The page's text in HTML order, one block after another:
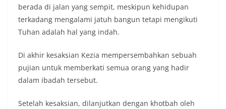
berada di jalan yang sempit, meskipun kehidupan
terkadang mengalami jatuh bangun tetapi mengikuti
Tuhan adalah hal yang indah.
Di akhir kesaksian Kezia mempersembahkan sebuah
pujian untuk memberkati semua orang yang hadir
dalam ibadah tersebut.
Setelah kesaksian, dilanjutkan dengan khotbah oleh